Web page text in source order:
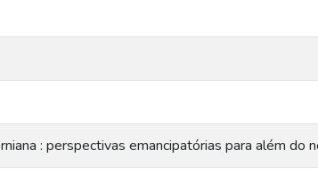
: perspectivas emancipatórias para além do